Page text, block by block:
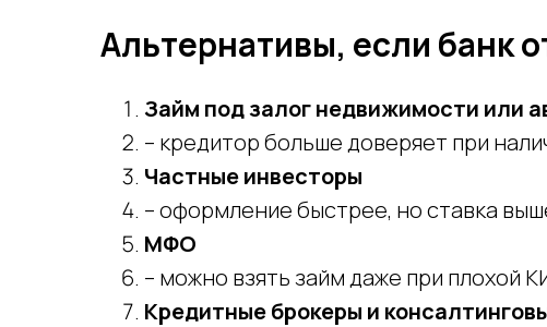
Альтернативы, если банк
Займ под залог недвижимости или
– кредитор больше доверяет при
Частные инвесторы
– оформление быстрее, но ставка
МФО
– можно взять займ даже при плохой
Кредитные брокеры и